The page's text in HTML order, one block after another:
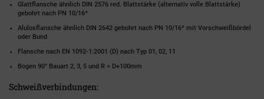
Glattflansche ähnlich DIN 2576 red. Blattstärke (alternativ volle Blattstärke)
gebohrt nach PN 10/16*
Alulosflansche ähnlich DIN 2642 gebohrt nach PN 10/16* mit Vorschweißbördel
oder Bund
Flansche nach EN 1092-1:2001 (D) nach Typ 01, 02, 11
Bogen 90° Bauart 2, 3, 5 und R = D+100mm
Schweißverbindungen: